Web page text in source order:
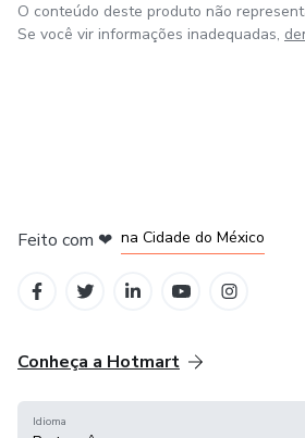
O conteúdo deste produto não
Se você vir informações inadequadas,
Feito com ❤ na Cidade do México
Conheça a Hotmart
Idioma